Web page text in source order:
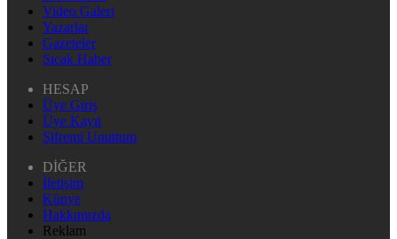
Video Galeri
Yazarlar
Gazeteler
Sıcak Haber
HESAP
Üye Giriş
Üye Kayıt
Şifremi Unuttum
DİĞER
İletişim
Künye
Hakkımızda
Reklam